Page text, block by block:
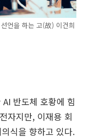
언을 하는 고(故) 이건희
반도체 호황에 힘
자지만, 이재용 회
식을 향하고 있다.